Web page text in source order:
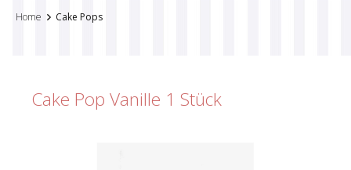
Home Cake Pops
Cake Pop Vanille 1 Stück